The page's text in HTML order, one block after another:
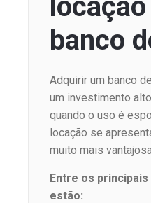
banco
Adquirir um banco
um investimento
quando o uso é
locação se
muito mais vantajosa.
Entre os
estão: